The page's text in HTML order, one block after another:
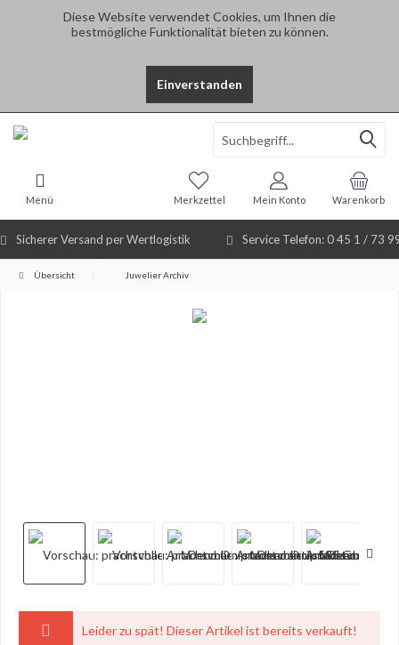
Diese Website verwendet Cookies, um Ihnen die
bestmögliche Funktionalität bieten zu können.
Einverstanden
Sicherer Versand per Wertlogistik Service Telefon: 0 45 1 / 73
Warenkorb
Merkzettel Mein Konto
Menü
Übersicht Juwelier Archiv
Leider zu spät! Dieser Artikel ist bereits verkauft!